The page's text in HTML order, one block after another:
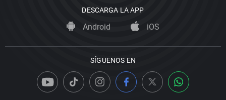
DESCARGA LA APP
Android iOS
SÍGUENOS EN